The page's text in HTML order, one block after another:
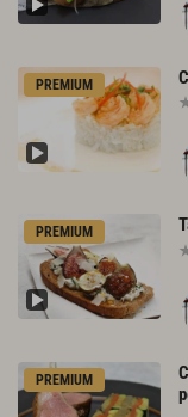
PREMIUM
PREMIUM
PREMIUM